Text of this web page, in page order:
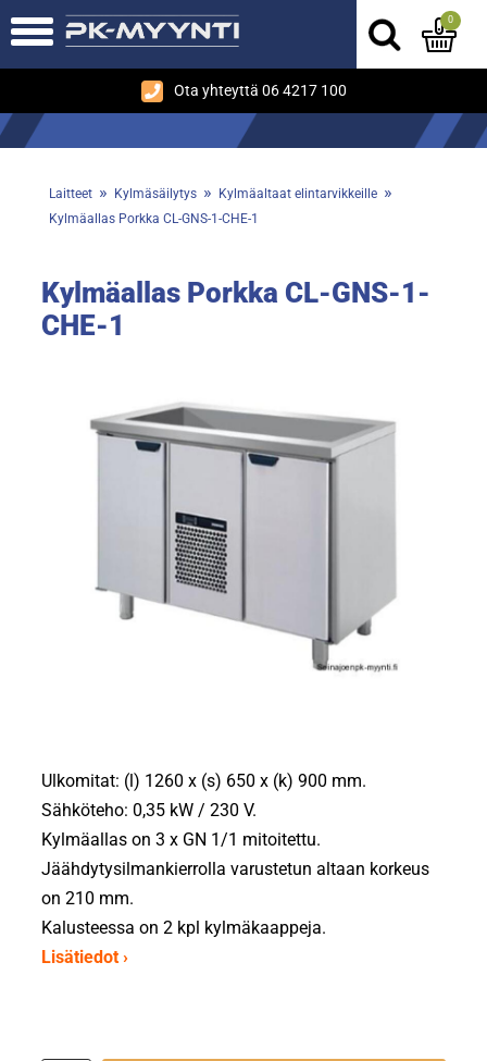
Ota yhteyttä 06 4217 100
0
Laitteet » Kylmäsäilytys » Kylmäaltaat elintarvikkeille »
Kylmäallas Porkka CL-GNS-1-CHE-1
Kylmäallas Porkka CL-GNS-1-
CHE-1
Ulkomitat: (l) 1260 x (s) 650 x (k) 900 mm.
Sähköteho: 0,35 kW / 230 V.
Kylmäallas on 3 x GN 1/1 mitoitettu.
Jäähdytysilmankierrolla varustetun altaan korkeus
on 210 mm.
Kalusteessa on 2 kpl kylmäkaappeja.
Lisätiedot ›